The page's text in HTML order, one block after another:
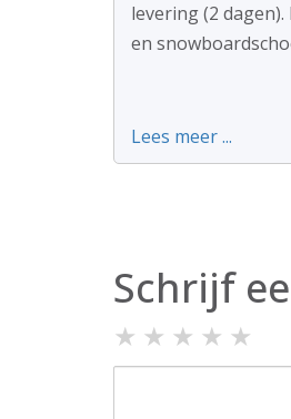
levering (2
en
Lees meer ...
Schrijf
★ ★ ★ ★ ★